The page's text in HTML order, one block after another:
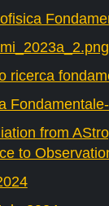
ricerca
from
to